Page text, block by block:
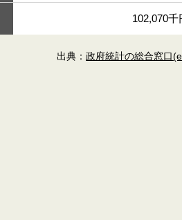
102,070千
出典：政府統計の総合窓口